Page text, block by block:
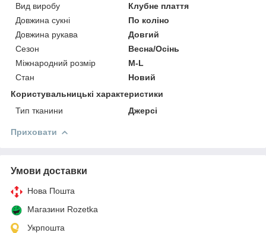
Вид виробу
Клубне плаття
Довжина сукні
По коліно
Довжина рукава
Довгий
Сезон
Весна/Осінь
Міжнародний розмір
M-L
Стан
Новий
Користувальницькі характеристики
Тип тканини
Джерсі
Приховати
Умови доставки
Нова Пошта
Магазини Rozetka
Укрпошта